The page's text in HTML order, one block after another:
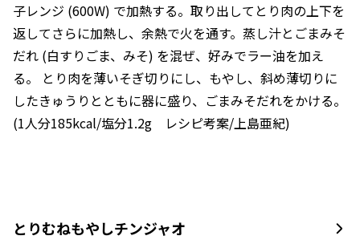
子レンジ (600W) で加熱する。取り出してとり肉の上下を
返してさらに加熱し、余熱で火を通す。蒸し汁とごまみそ
だれ (白すりごま、みそ) を混ぜ、好みでラー油を加え
る。 とり肉を薄いそぎ切りにし、もやし、斜め薄切りに
したきゅうりとともに器に盛り、ごまみそだれをかける。
(1人分185kcal/塩分1.2g レシピ考案/上島亜紀)
とりむねもやしチンジャオ